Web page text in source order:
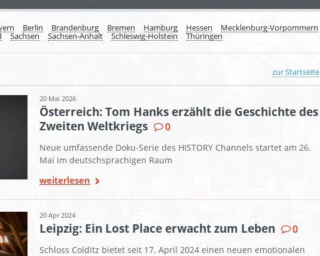
Berlin Brandenburg Bremen Hamburg Hessen Mecklenburg-Vorpommern
Sachsen Sachsen-Anhalt Schleswig-Holstein Thüringen
zur Startseite
20 Mai 2026
Österreich: Tom Hanks erzählt die Geschichte des
Zweiten Weltkriegs
0
Neue umfassende Doku-Serie des HISTORY Channels startet am 26.
Mai im deutschsprachigen Raum
weiterlesen
20 Apr 2024
Leipzig: Ein Lost Place erwacht zum Leben 0
Schloss Colditz bietet seit 17. April 2024 einen neuen emotionalen